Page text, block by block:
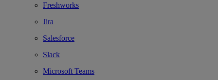
Freshworks
Jira
Salesforce
Slack
Microsoft Teams